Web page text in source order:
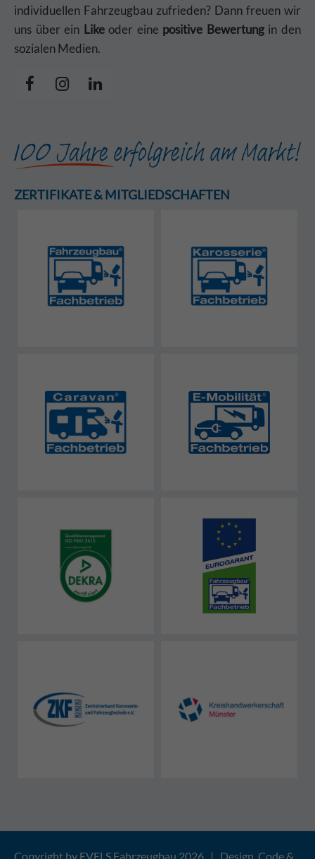
individuellen Fahrzeugbau zufrieden? Dann freuen wir
uns über ein Likeoder eine positive Bewertungin den
sozialen Medien.
ZERTIFIKATE & MITGLIEDSCHAFTEN
Copyright by EVELS Fahrzeugbau 2026 | Design, Code &